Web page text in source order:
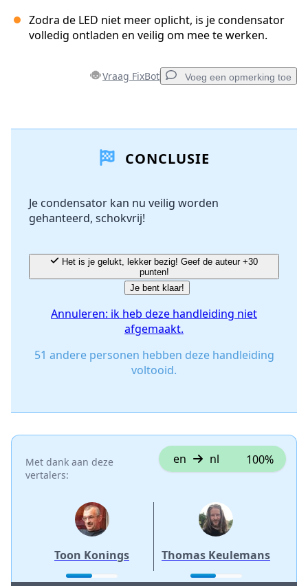
Zodra de LED niet meer oplicht, is je condensator
volledig ontladen en veilig om mee te werken.
Vraag FixBot Voeg een opmerking toe
Voeg opmerking toeCONCLUSIE
Je condensator kan nu veilig worden
gehanteerd, schokvrij!
punten!
Je bent klaar!
Annuleren: ik heb deze handleiding niet
afgemaakt.
51 andere personen hebben deze handleiding
voltooid.
Met dank aan deze
vertalers:
en nl 100%
Toon Konings Thomas Keulemans